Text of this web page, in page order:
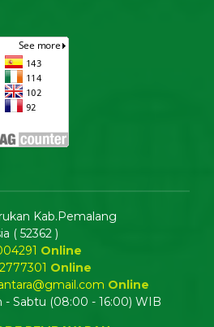
Kab.Pemalang
( 52362 )
Online
Online
Online
- Sabtu (08:00 - 16:00) WIB